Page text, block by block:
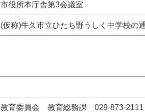
市役所本庁舎第3会議室
(仮称)牛久市立ひたち野うしく中学
教育委員会 教育総務課 029-873-